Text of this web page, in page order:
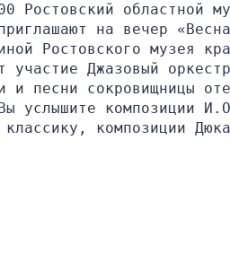
Ростовский областной
на вечер
Ростовского музея
участие Джазовый
и песни сокровищницы
услышите композиции
композиции